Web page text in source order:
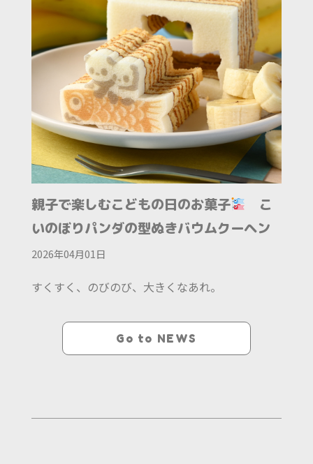
親子で楽しむこどもの日のお菓子
こ
いのぼりパンダの型ぬきバウムクーヘン
2026年04月01日
すくすく、のびのび、大きくなあれ。
Go to NEWS